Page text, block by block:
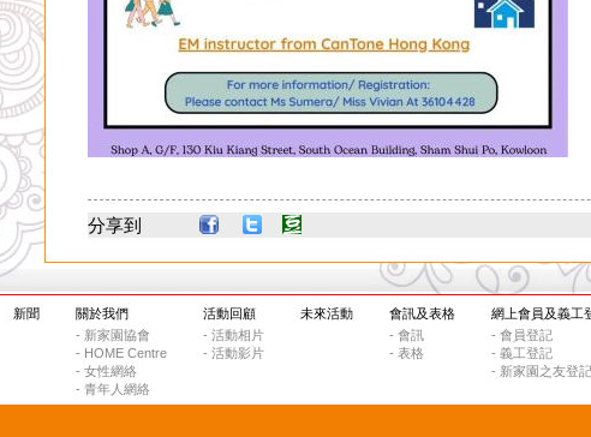
分享到
新聞
關於我們
- 新家園協會
- HOME Centre
- 女性網絡
- 青年人網絡
活動回顧
- 活動相片
- 活動影片
未來活動
會訊及表格
- 會訊
- 表格
網上會員及義工
- 會員登記
- 義工登記
- 新家園之友登記